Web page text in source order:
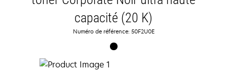
capacité (20 K)
Numéro de référence: 50F2U0E